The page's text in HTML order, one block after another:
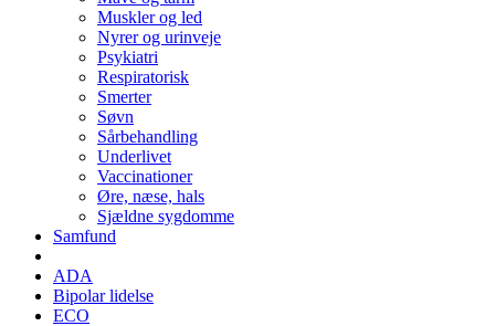
Muskler og led
Nyrer og urinveje
Psykiatri
Respiratorisk
Smerter
Søvn
Sårbehandling
Underlivet
Vaccinationer
Øre, næse, hals
Sjældne sygdomme
Samfund
ADA
Bipolar lidelse
ECO